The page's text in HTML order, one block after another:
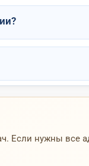
Если нужны все